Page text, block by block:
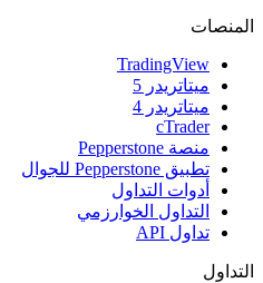
المنصات
TradingView
ميتاتريدر 5
ميتاتريدر 4
cTrader
منصة Pepperstone
تطبيق Pepperstone للجوال
أدوات التداول
التداول الخوارزمي
تداول API
التداول